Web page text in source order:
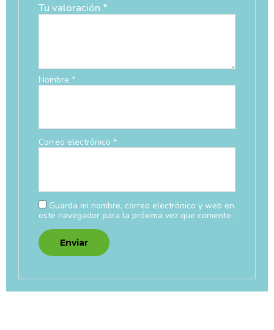
Tu valoración *
Nombre *
Correo electrónico *
Guarda mi nombre, correo electrónico y web en
este navegador para la próxima vez que comente.